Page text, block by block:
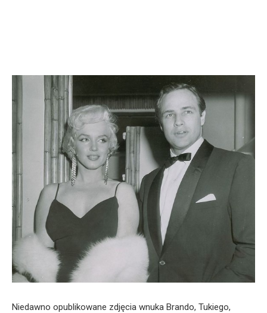
Niedawno opublikowane zdjęcia wnuka Brando, Tukiego,